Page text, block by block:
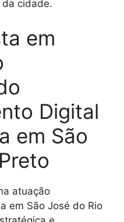
da cidade.
em
Digital
em São
atuação
em São José do Rio